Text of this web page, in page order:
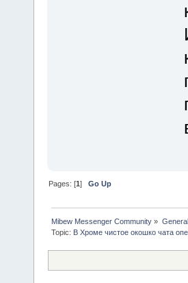
Pages: [1]Go Up
Mibew Messenger Community » General
Topic: В Хроме чистое окошко чата